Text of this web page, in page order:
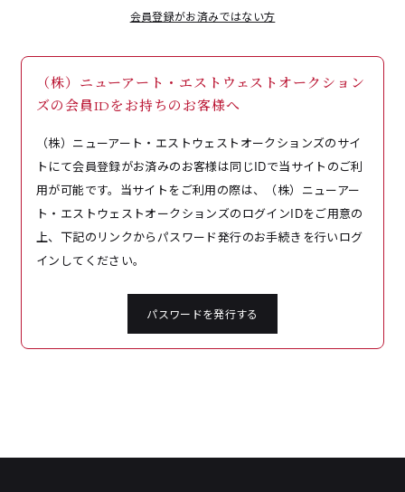
会員登録がお済みではない方
（株）ニューアート・エストウェストオークション
ズの会員IDをお持ちのお客様へ
（株）ニューアート・エストウェストオークションズのサイ
トにて会員登録がお済みのお客様は同じIDで当サイトのご利
用が可能です。当サイトをご利用の際は、（株）ニューアー
ト・エストウェストオークションズのログインIDをご用意の
上、下記のリンクからパスワード発行のお手続きを行いログ
インしてください。
パスワードを発行する